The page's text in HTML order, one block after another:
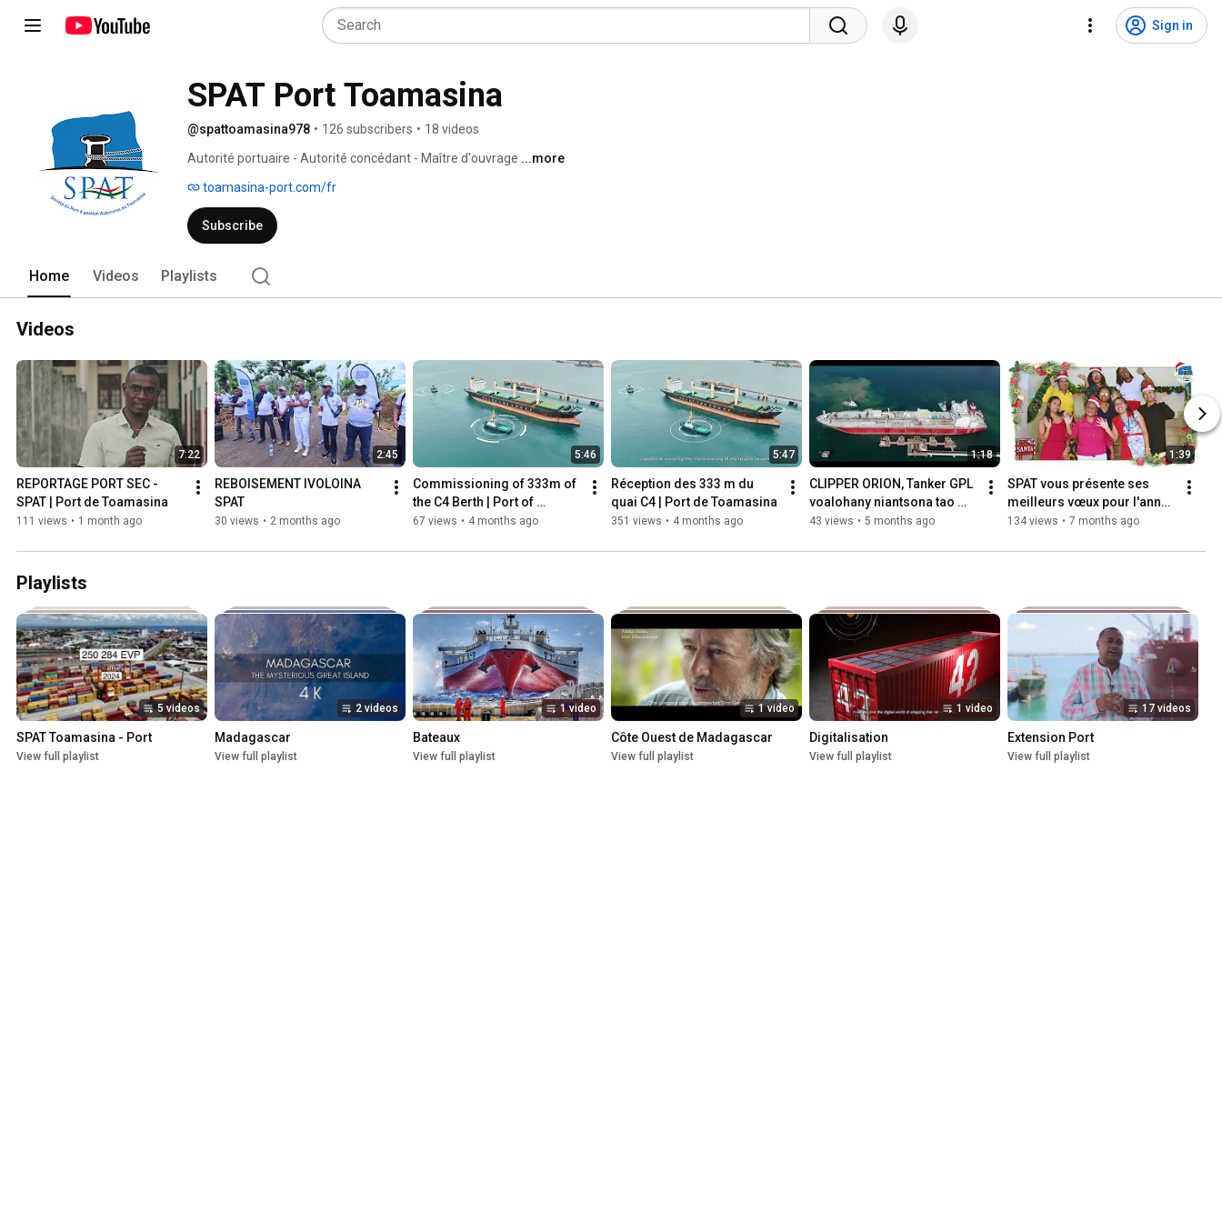
Sign in
SPAT Port Toamasina
@spattoamasina978 • 126 subscribers • 18 videos
Autorité portuaire - Autorité concédant - Maître d'ouvrage ...more
toamasina-port.com/fr
Subscribe
Home Videos Playlists
Videos
7:22
REPORTAGE PORT SEC -
SPAT | Port de Toamasina
111 views • 1 month ago
2:45
REBOISEMENT IVOLOINA
SPAT
30 views • 2 months ago
5:46
Commissioning of 333m of
the C4 Berth | Port of
Toamasina
67 views • 4 months ago
5:47
Réception des 333 m du
quai C4 | Port de Toamasina
351 views • 4 months ago
1:18
CLIPPER ORION, Tanker GPL
voalohany niantsona tao
amin'ny seranan-tsambon'i
43 views • 5 months ago
1:39
SPAT vous présente ses
meilleurs vœux pour l'année
2026
134 views • 7 months ago
Playlists
5 videos
SPAT Toamasina - Port
View full playlist
2 videos
Madagascar
View full playlist
1 video
Bateaux
View full playlist
1 video
Côte Ouest de Madagascar
View full playlist
1 video
Digitalisation
View full playlist
17 videos
Extension Port
View full playlist